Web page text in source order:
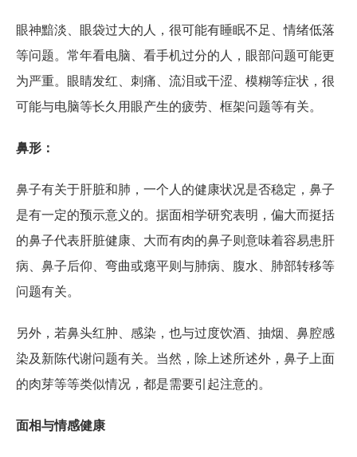
眼神黯淡、眼袋过大的人，很可能有睡眠不足、情绪低落
等问题。常年看电脑、看手机过分的人，眼部问题可能更
为严重。眼睛发红、刺痛、流泪或干涩、模糊等症状，很
可能与电脑等长久用眼产生的疲劳、框架问题等有关。
鼻形：
鼻子有关于肝脏和肺，一个人的健康状况是否稳定，鼻子
是有一定的预示意义的。据面相学研究表明，偏大而挺括
的鼻子代表肝脏健康、大而有肉的鼻子则意味着容易患肝
病、鼻子后仰、弯曲或瘪平则与肺病、腹水、肺部转移等
问题有关。
另外，若鼻头红肿、感染，也与过度饮酒、抽烟、鼻腔感
染及新陈代谢问题有关。当然，除上述所述外，鼻子上面
的肉芽等等类似情况，都是需要引起注意的。
面相与情感健康